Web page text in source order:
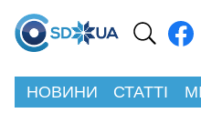
НОВИНИ СТАТТІ